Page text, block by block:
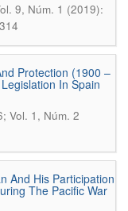
9, Núm. 1 (2019):
Protection (1900 –
In Spain
Vol. 1, Núm. 2
And His Participation
The Pacific War